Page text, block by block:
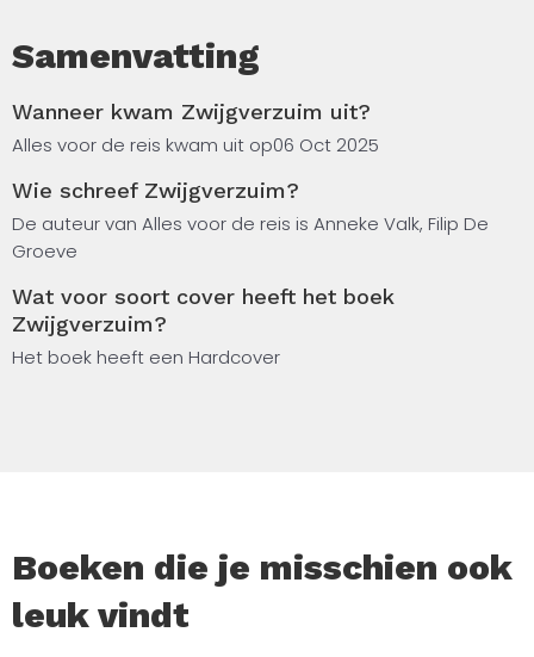
Samenvatting
Wanneer kwam Zwijgverzuim uit?
Alles voor de reis kwam uit op06 Oct 2025
Wie schreef Zwijgverzuim?
De auteur van Alles voor de reis is Anneke Valk, Filip De
Groeve
Wat voor soort cover heeft het boek
Zwijgverzuim?
Het boek heeft een Hardcover
Boeken die je misschien ook
leuk vindt